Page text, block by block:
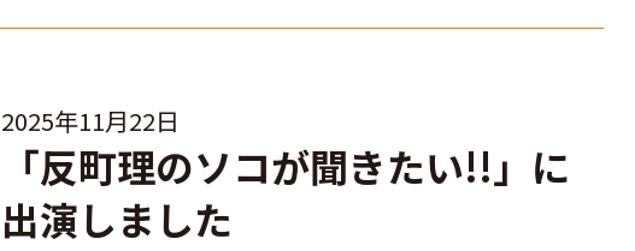
2025年11月22日
「反町理のソコが聞きたい!!」に
出演しました